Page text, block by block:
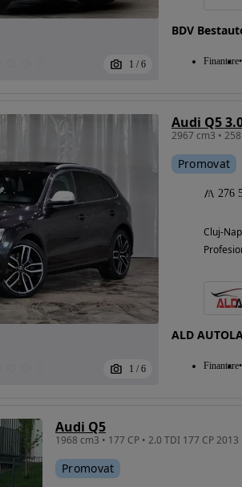
1 / 6
BDV
Finantare
1 / 6
Audi Q5
Promovat
276
Cluj-
ALD
Finantare
Audi Q5
1968 cm3 • 177 CP • 2.0 TDI 177 CP 2013
Promovat